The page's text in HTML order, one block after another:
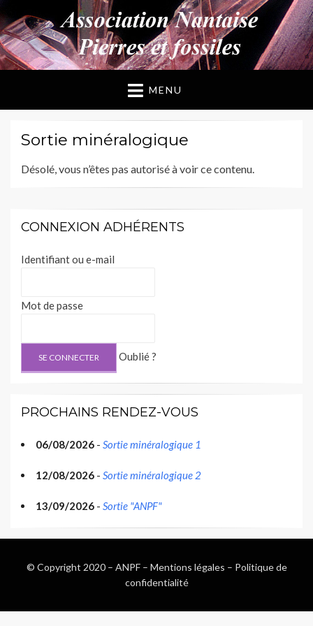
ANPF
Association Nantaise Pierres et Fossiles
MENU
Sortie minéralogique
Désolé, vous n’êtes pas autorisé à voir ce contenu.
CONNEXION ADHÉRENTS
Identifiant ou e-mail
Mot de passe
Oublié ?
PROCHAINS RENDEZ-VOUS
06/08/2026 - Sortie minéralogique 1
12/08/2026 - Sortie minéralogique 2
13/09/2026 - Sortie "ANPF"
© Copyright 2020 – ANPF– Mentions légales – Politique de
confidentialité